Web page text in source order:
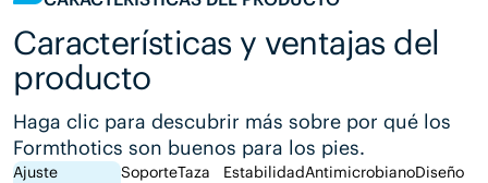
Características y ventajas del
producto
Haga clic para descubrir más sobre por qué los
Formthotics son buenos para los pies.
Ajuste
SoporteTaza
EstabilidadAntimicrobianoDiseño